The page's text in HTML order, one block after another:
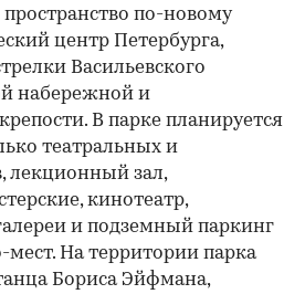
по-новому
центр Петербурга,
Васильевского
набережной и
В парке планируется
театральных и
лекционный зал,
кинотеатр,
и подземный паркинг
На территории парка
Бориса Эйфмана,